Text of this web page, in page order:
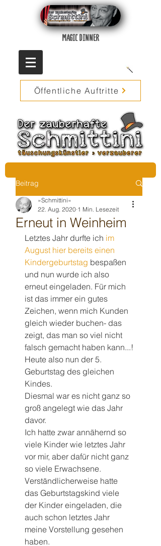
MAGIC DINNER
Öffentliche Auftritte
Beitrag
Erneut in Weinheim
»Schmittini«
22. Aug. 2020 1 Min. Lesezeit
Letztes Jahr durfte ich im
August hier bereits einen
Kindergeburtstag bespaßen
und nun wurde ich also
erneut eingeladen. Für mich
ist das immer ein gutes
Zeichen, wenn mich Kunden
gleich wieder buchen- das
zeigt, das man so viel nicht
falsch gemacht haben kann...!
Heute also nun der 5.
Geburtstag des gleichen
Kindes.
Diesmal war es nicht ganz so
groß angelegt wie das Jahr
davor.
Ich hatte zwar annähernd so
viele Kinder wie letztes Jahr
vor mir, aber dafür nicht ganz
so viele Erwachsene.
Verständlicherweise hatte
das Geburtstagskind viele
der Kinder eingeladen, die
auch schon letztes Jahr
meine Vorstellung gesehen
haben.